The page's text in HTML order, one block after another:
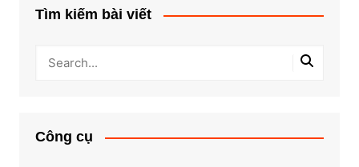
Tìm kiếm bài viết
Công cụ